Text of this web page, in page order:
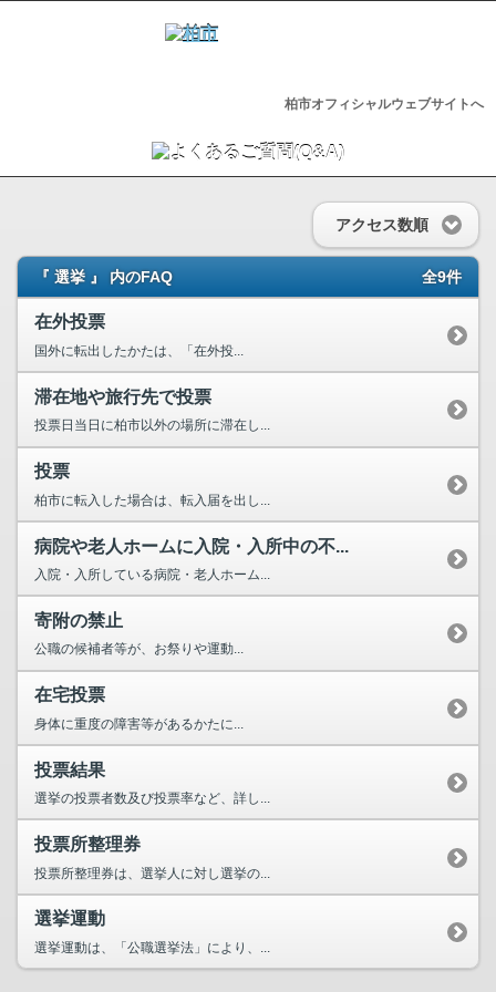
柏市オフィシャルウェブサイトへ
アクセス数順
『 選挙 』 内のFAQ 全9件
在外投票
国外に転出したかたは、「在外投...
滞在地や旅行先で投票
投票日当日に柏市以外の場所に滞在し...
投票
柏市に転入した場合は、転入届を出し...
病院や老人ホームに入院・入所中の不...
入院・入所している病院・老人ホーム...
寄附の禁止
公職の候補者等が、お祭りや運動...
在宅投票
身体に重度の障害等があるかたに...
投票結果
選挙の投票者数及び投票率など、詳し...
投票所整理券
投票所整理券は、選挙人に対し選挙の...
選挙運動
選挙運動は、「公職選挙法」により、...